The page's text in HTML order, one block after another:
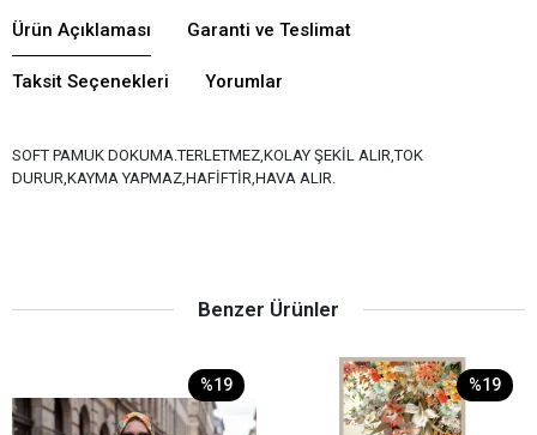
Ürün Açıklaması Garanti ve Teslimat
Taksit Seçenekleri Yorumlar
SOFT PAMUK DOKUMA.TERLETMEZ,KOLAY ŞEKİL ALIR,TOK
DURUR,KAYMA YAPMAZ,HAFİFTİR,HAVA ALIR.
Benzer Ürünler
%19 %19